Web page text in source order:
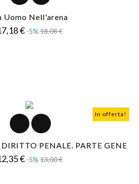
Uomo Nell'arena
€ Prezzo
-5% 18,08 €Prezzo
In offerta!
PENALE. PARTE GENE
€ Prezzo
-5% 13,00 €Prezzo